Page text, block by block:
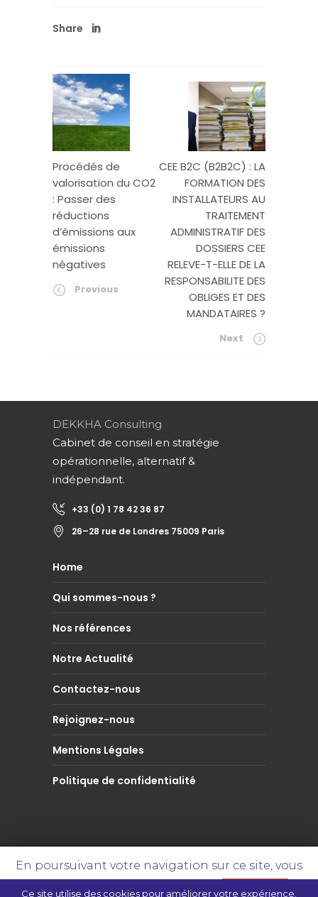
Share
Procédés de
valorisation du CO2
: Passer des
réductions
d’émissions aux
émissions
négatives
Previous
CEE B2C (B2B2C) : LA
FORMATION DES
INSTALLATEURS AU
TRAITEMENT
ADMINISTRATIF DES
DOSSIERS CEE
RELEVE-T-ELLE DE LA
RESPONSABILITE DES
OBLIGES ET DES
MANDATAIRES ?
Next
DEKKHA Consulting
Cabinet de conseil en stratégie
opérationnelle, alternatif &
indépendant.
+33 (0) 1 78 42 36 87
26–28 rue de Londres 75009 Paris
Home
Qui sommes-nous ?
Nos références
Notre Actualité
Contactez-nous
Rejoignez-nous
Mentions Légales
Politique de confidentialité
© DEKKHA Consulting - Knowledge is Key
En poursuivant votre navigation sur ce site, vous
acceptez l’utilisation de cookies
ACCEPTER
Ce site utilise des cookies pour améliorer votre expérience.